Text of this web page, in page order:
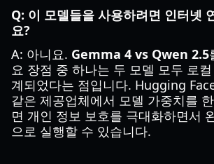
Q: 이 모델들을 사용하려면 인터넷
요?
A: 아니요. Gemma 4 vs Qwen 2.5
요 장점 중 하나는 두 모델 모두 로
계되었다는 점입니다. Hugging
같은 제공업체에서 모델 가중치를
면 개인 정보 보호를 극대화하면서
으로 실행할 수 있습니다.